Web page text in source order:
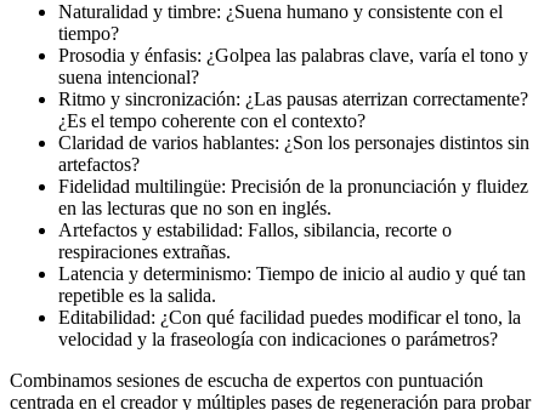
Naturalidad y timbre: ¿Suena humano y consistente con el
tiempo?
Prosodia y énfasis: ¿Golpea las palabras clave, varía el tono y
suena intencional?
Ritmo y sincronización: ¿Las pausas aterrizan correctamente?
¿Es el tempo coherente con el contexto?
Claridad de varios hablantes: ¿Son los personajes distintos sin
artefactos?
Fidelidad multilingüe: Precisión de la pronunciación y fluidez
en las lecturas que no son en inglés.
Artefactos y estabilidad: Fallos, sibilancia, recorte o
respiraciones extrañas.
Latencia y determinismo: Tiempo de inicio al audio y qué tan
repetible es la salida.
Editabilidad: ¿Con qué facilidad puedes modificar el tono, la
velocidad y la fraseología con indicaciones o parámetros?
Combinamos sesiones de escucha de expertos con puntuación
centrada en el creador y múltiples pases de regeneración para probar